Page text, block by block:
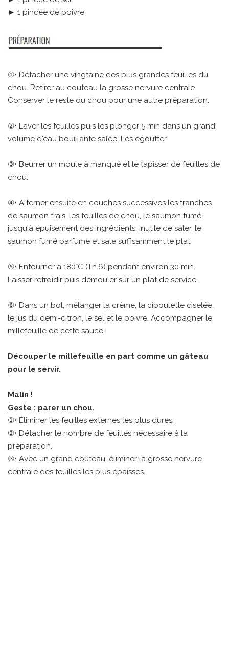
► 1 pincée de poivre
①• Détacher une vingtaine des plus grandes feuilles du
chou. Retirer au couteau la grosse nervure centrale.
Conserver le reste du chou pour une autre préparation.
②• Laver les feuilles puis les plonger 5 min dans un grand
volume d'eau bouillante salée. Les égoutter.
③• Beurrer un moule à manqué et le tapisser de feuilles de
chou.
④• Alterner ensuite en couches successives les tranches
de saumon frais, les feuilles de chou, le saumon fumé
jusqu'à épuisement des ingrédients. Inutile de saler, le
saumon fumé parfume et sale suffisamment le plat.
⑤• Enfourner à 180°C (Th.6) pendant environ 30 min.
Laisser refroidir puis démouler sur un plat de service.
⑥• Dans un bol, mélanger la crème, la ciboulette ciselée,
le jus du demi-citron, le sel et le poivre. Accompagner le
millefeuille de cette sauce.
Découper le millefeuille en part comme un gâteau
pour le servir.
Malin !
Geste : parer un chou.
①• Éliminer les feuilles externes les plus dures.
②• Détacher le nombre de feuilles nécessaire à la
préparation.
③• Avec un grand couteau, éliminer la grosse nervure
centrale des feuilles les plus épaisses.